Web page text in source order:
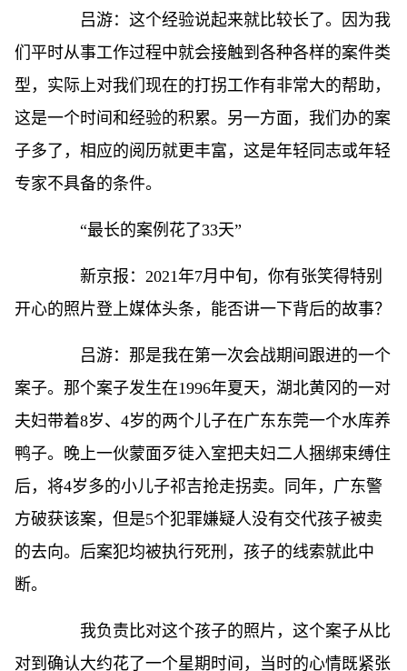
吕游：这个经验说起来就比较长了。因为我
们平时从事工作过程中就会接触到各种各样的案件类
型，实际上对我们现在的打拐工作有非常大的帮助，
这是一个时间和经验的积累。另一方面，我们办的案
子多了，相应的阅历就更丰富，这是年轻同志或年轻
专家不具备的条件。
“最长的案例花了33天”
新京报：2021年7月中旬，你有张笑得特别
开心的照片登上媒体头条，能否讲一下背后的故事？
吕游：那是我在第一次会战期间跟进的一个
案子。那个案子发生在1996年夏天，湖北黄冈的一对
夫妇带着8岁、4岁的两个儿子在广东东莞一个水库养
鸭子。晚上一伙蒙面歹徒入室把夫妇二人捆绑束缚住
后，将4岁多的小儿子祁吉抢走拐卖。同年，广东警
方破获该案，但是5个犯罪嫌疑人没有交代孩子被卖
的去向。后案犯均被执行死刑，孩子的线索就此中
断。
我负责比对这个孩子的照片，这个案子从比
对到确认大约花了一个星期时间，当时的心情既紧张